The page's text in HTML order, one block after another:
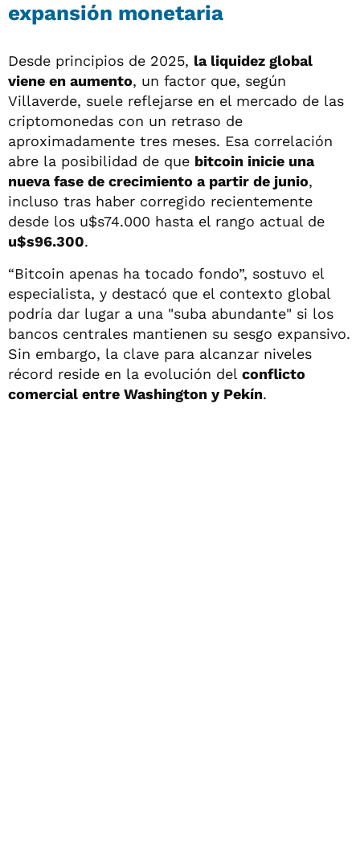
expansión monetaria
Desde principios de 2025, la liquidez global
viene en aumento, un factor que, según
Villaverde, suele reflejarse en el mercado de las
criptomonedas con un retraso de
aproximadamente tres meses. Esa correlación
abre la posibilidad de que bitcoin inicie una
nueva fase de crecimiento a partir de junio,
incluso tras haber corregido recientemente
desde los u$s74.000 hasta el rango actual de
u$s96.300.
“Bitcoin apenas ha tocado fondo”, sostuvo el
especialista, y destacó que el contexto global
podría dar lugar a una "suba abundante" si los
bancos centrales mantienen su sesgo expansivo.
Sin embargo, la clave para alcanzar niveles
récord reside en la evolución del conflicto
comercial entre Washington y Pekín.